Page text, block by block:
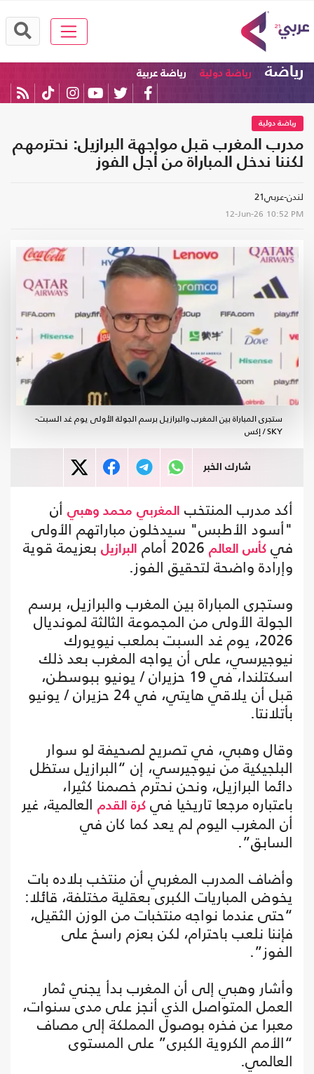
رياضة رياضة دولية رياضة عربية
رياضة دولية
مدرب المغرب قبل مواجهة البرازيل: نحترمهم
لكننا ندخل المباراة من أجل الفوز
لندن-عربي21
12-Jun-26 10:52 PM
ستجرى المباراة بين المغرب والبرازيل برسم الجولة الأولى يوم غد السبت-
SKY / إكس
شارك الخبر
أكد مدرب المنتخب المغربي محمد وهبي أن
"أسود الأطبس" سيدخلون مباراتهم الأولى
في كأس العالم البرازيل بعزيمة قوية
وإرادة واضحة لتحقيق الفوز.
وستجرى المباراة بين المغرب والبرازيل، برسم
الجولة الأولى من المجموعة الثالثة لمونديال
2026، يوم غد السبت بملعب نيويورك
نيوجيرسي، على أن يواجه المغرب بعد ذلك
اسكتلندا، في 19 حزيران / يونيو ببوسطن،
قبل أن يلاقي هايتي، في 24 حزيران / يونيو
بأتلانتا.
وقال وهبي، في تصريح لصحيفة لو سوار
البلجيكية من نيوجيرسي، إن “البرازيل ستظل
دائما البرازيل، ونحن نحترم خصمنا كثيرا،
باعتباره مرجعا تاريخيا في كرة القدم العالمية، غير
أن المغرب اليوم لم يعد كما كان في
السابق”.
وأضاف المدرب المغربي أن منتخب بلاده بات
يخوض المباريات الكبرى بعقلية مختلفة، قائلا:
“حتى عندما نواجه منتخبات من الوزن الثقيل،
فإننا نلعب باحترام، لكن بعزم راسخ على
الفوز”.
وأشار وهبي إلى أن المغرب بدأ يجني ثمار
العمل المتواصل الذي أنجز على مدى سنوات،
معبرا عن فخره بوصول المملكة إلى مصاف
“الأمم الكروية الكبرى” على المستوى
العالمي.